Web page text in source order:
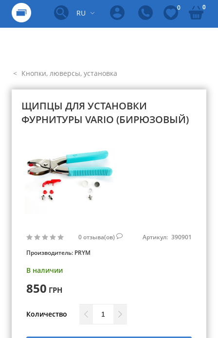
RU
0 0
Кнопки, люверсы, установка
ЩИПЦЫ ДЛЯ УСТАНОВКИ
ФУРНИТУРЫ VARIO (БИРЮЗОВЫЙ)
0отзыва(ов) Артикул: 390901
Производитель: PRYM
В наличии
850 ГРН
Количество